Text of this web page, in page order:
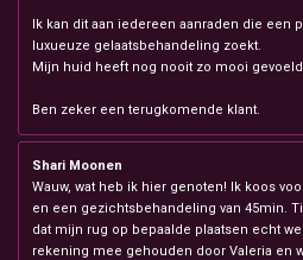
Ik kan dit aan iedereen aanraden die een
luxueuze gelaatsbehandeling zoekt.
Mijn huid heeft nog nooit zo mooi
Ben zeker een terugkomende klant.
Shari Moonen
Wauw, wat heb ik hier genoten! Ik koos
en een gezichtsbehandeling van 45min.
dat mijn rug op bepaalde plaatsen echt
rekening mee gehouden door Valeria en